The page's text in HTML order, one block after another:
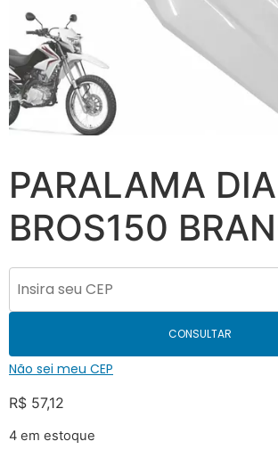
PARALAMA
BROS150
CONSULTAR
Não sei meu CEP
R$ 57,12
4 em estoque